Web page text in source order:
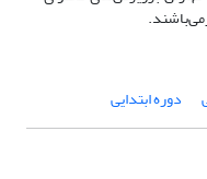
دوره ابتدایی